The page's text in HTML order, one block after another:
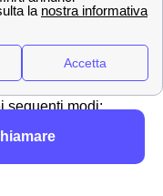
e ricaricare con
senza credito
per tutti i clienti
seguenti modi: